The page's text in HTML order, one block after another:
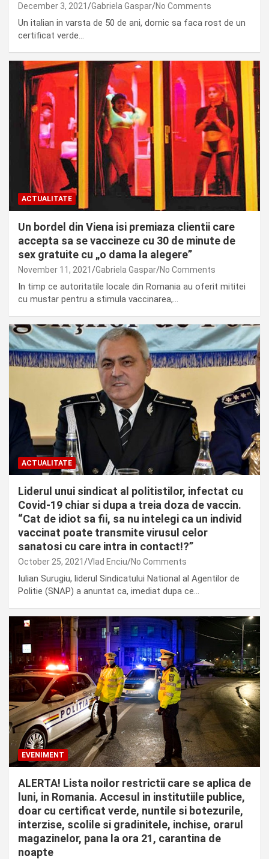
December 3, 2021 Gabriela Gaspar No Comments
Un italian in varsta de 50 de ani, dornic sa faca rost de un
certificat verde…
ACTUALITATE
Un bordel din Viena isi premiaza clientii care
accepta sa se vaccineze cu 30 de minute de
sex gratuite cu „o dama la alegere”
November 11, 2021 Gabriela Gaspar No Comments
In timp ce autoritatile locale din Romania au oferit mititei
cu mustar pentru a stimula vaccinarea,…
ACTUALITATE
Liderul unui sindicat al politistilor, infectat cu
Covid-19 chiar si dupa a treia doza de vaccin.
“Cat de idiot sa fii, sa nu intelegi ca un individ
vaccinat poate transmite virusul celor
sanatosi cu care intra in contact!?”
October 25, 2021 Vlad Enciu No Comments
Iulian Surugiu, liderul Sindicatului National al Agentilor de
Politie (SNAP) a anuntat ca, imediat dupa ce…
EVENIMENT
ALERTA! Lista noilor restrictii care se aplica de
luni, in Romania. Accesul in institutiile publice,
doar cu certificat verde, nuntile si botezurile,
interzise, scolile si gradinitele, inchise, orarul
magazinelor, pana la ora 21, carantina de
noapte